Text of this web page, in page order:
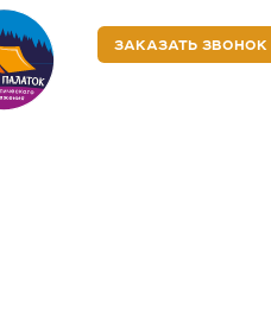
КОРПОРАТИВНЫМ КЛИЕНТАМ
ЗАКАЗАТЬ ЗВОНОК
КОРПОРАТИВНЫМ КЛИЕНТАМ
ЗАКАЗАТЬ ЗВОНОК